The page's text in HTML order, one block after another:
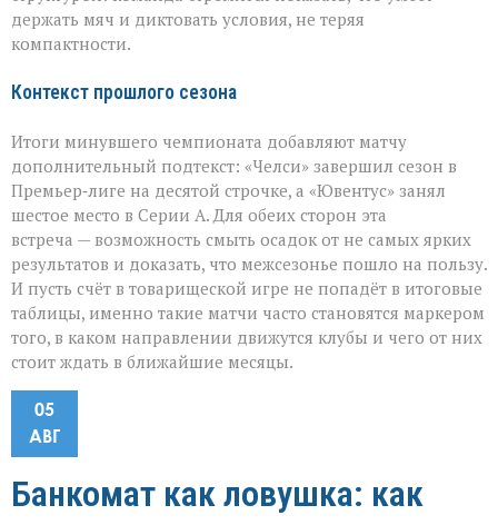
держать мяч и диктовать условия, не теряя
компактности.
Контекст прошлого сезона
Итоги минувшего чемпионата добавляют матчу
дополнительный подтекст: «Челси» завершил сезон в
Премьер‑лиге на десятой строчке, а «Ювентус» занял
шестое место в Серии А. Для обеих сторон эта
встреча — возможность смыть осадок от не самых ярких
результатов и доказать, что межсезонье пошло на пользу.
И пусть счёт в товарищеской игре не попадёт в итоговые
таблицы, именно такие матчи часто становятся маркером
того, в каком направлении движутся клубы и чего от них
стоит ждать в ближайшие месяцы.
05
АВГ
Банкомат как ловушка: как